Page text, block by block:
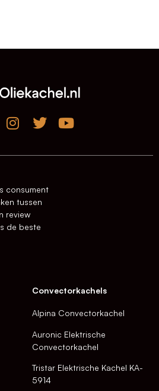
consument
tussen
review
de beste
Convectorkachels
Alpina Convectorkachel
Auronic Elektrische
Convectorkachel
Tristar Elektrische Kachel KA-
5914